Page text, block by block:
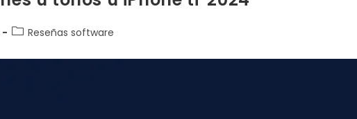
Reseñas software